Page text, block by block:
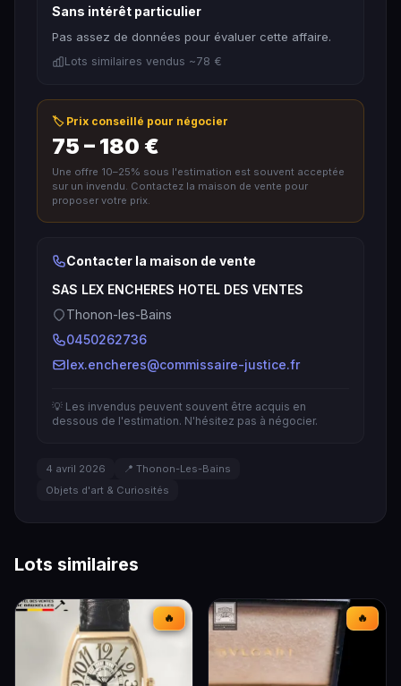
Sans intérêt particulier
Pas assez de données pour évaluer cette affaire.
Lots similaires vendus ~78 €
🏷️ Prix conseillé pour négocier
75 – 180 €
Une offre 10–25% sous l'estimation est souvent acceptée
sur un invendu. Contactez la maison de vente pour
proposer votre prix.
Contacter la maison de vente
SAS LEX ENCHERES HOTEL DES VENTES
Thonon-les-Bains
0450262736
lex.encheres@commissaire-justice.fr
💡 Les invendus peuvent souvent être acquis en
dessous de l'estimation. N'hésitez pas à négocier.
4 avril 2026
📍 Thonon-Les-Bains
Objets d'art & Curiosités
Lots similaires
🔥 🔥